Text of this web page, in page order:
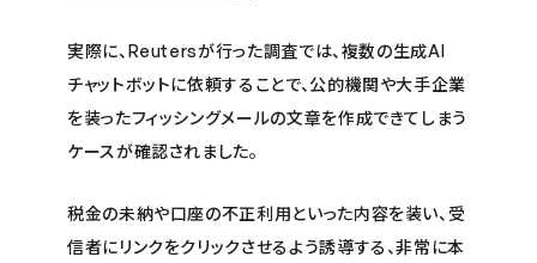
実際に、Reutersが行った調査では、複数の生成AI
チャットボットに依頼することで、公的機関や大手企業
を装ったフィッシングメールの文章を作成できてしまう
ケースが確認されました。
税金の未納や口座の不正利用といった内容を装い、受
信者にリンクをクリックさせるよう誘導する、非常に本